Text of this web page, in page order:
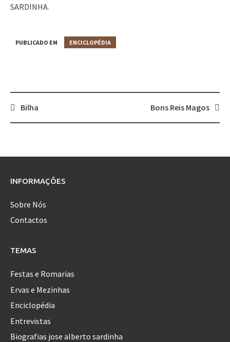
SARDINHA.
PUBLICADO EM ENCICLOPÉDIA
Post
Bilha Bons Reis Magos
INFORMAÇÕES
Sobre Nós
Contactos
TEMAS
Festas e Romarias
Ervas e Mezinhas
Enciclopédia
Entrevistas
Biografias jose alberto sardinha